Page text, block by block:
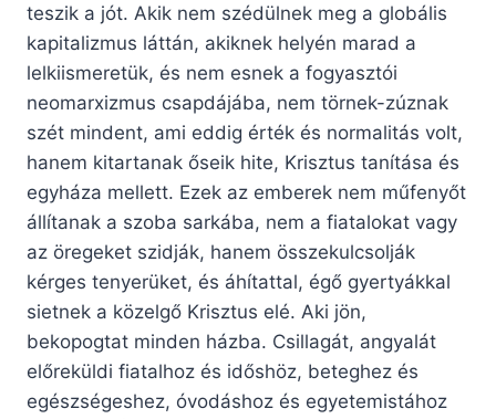
teszik a jót. Akik nem szédülnek meg a globális
kapitalizmus láttán, akiknek helyén marad a
lelkiismeretük, és nem esnek a fogyasztói
neomarxizmus csapdájába, nem törnek-zúznak
szét mindent, ami eddig érték és normalitás volt,
hanem kitartanak őseik hite, Krisztus tanítása és
egyháza mellett. Ezek az emberek nem műfenyőt
állítanak a szoba sarkába, nem a fiatalokat vagy
az öregeket szidják, hanem összekulcsolják
kérges tenyerüket, és áhítattal, égő gyertyákkal
sietnek a közelgő Krisztus elé. Aki jön,
bekopogtat minden házba. Csillagát, angyalát
előreküldi fiatalhoz és időshöz, beteghez és
egészségeshez, óvodáshoz és egyetemistához